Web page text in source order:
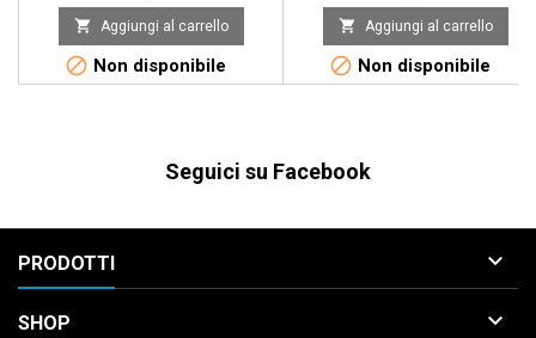
 Aggiungi al carrello
 Non disponibile
 Aggiungi al carrello
 Non disponibile
Seguici su Facebook
PRODOTTI 
SHOP 